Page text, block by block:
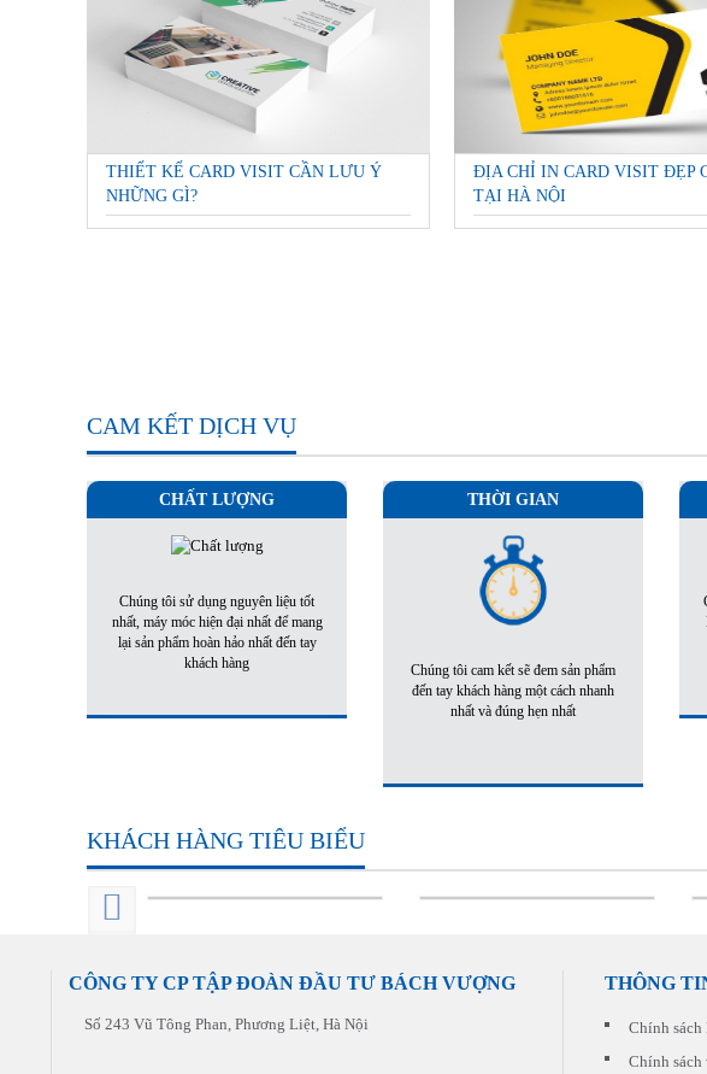
THIẾT KẾ CARD VISIT CẦN LƯU Ý
NHỮNG GÌ?
ĐỊA CHỈ IN CARD VISIT ĐẸP
TẠI HÀ NỘI
CAM KẾT DỊCH VỤ
CHẤT LƯỢNG
Chúng tôi sử dụng nguyên liệu tốt
nhất, máy móc hiện đại nhất để mang
lại sản phẩm hoàn hảo nhất đến tay
khách hàng
THỜI GIAN
Chúng tôi cam kết sẽ đem sản phẩm
đến tay khách hàng một cách nhanh
nhất và đúng hẹn nhất
KHÁCH HÀNG TIÊU BIỂU
CÔNG TY CP TẬP ĐOÀN ĐẦU TƯ BÁCH VƯỢNG
Số 243 Vũ Tông Phan, Phương Liệt, Hà Nội
THÔNG
Chính sách
Chính sách